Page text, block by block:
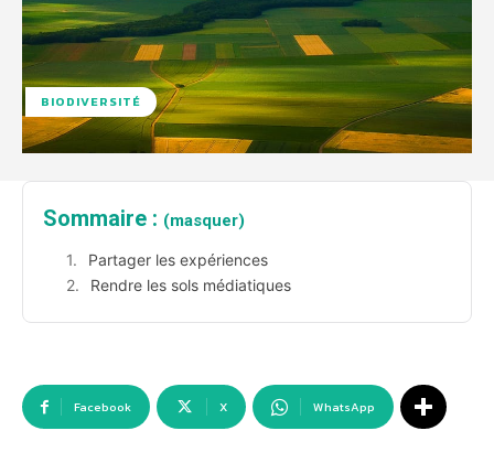
BIODIVERSITÉ
Sommaire : (masquer)
Partager les expériences
Rendre les sols médiatiques
Facebook X WhatsApp